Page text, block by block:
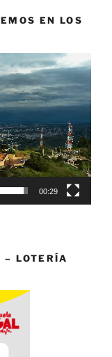
EN LOS
00:29
– LOTERÍA